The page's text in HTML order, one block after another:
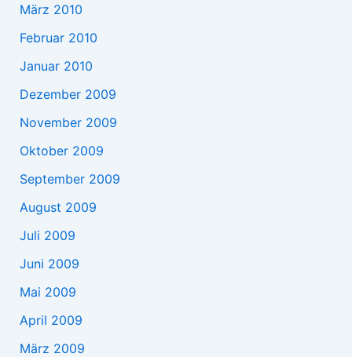
März 2010
Februar 2010
Januar 2010
Dezember 2009
November 2009
Oktober 2009
September 2009
August 2009
Juli 2009
Juni 2009
Mai 2009
April 2009
März 2009